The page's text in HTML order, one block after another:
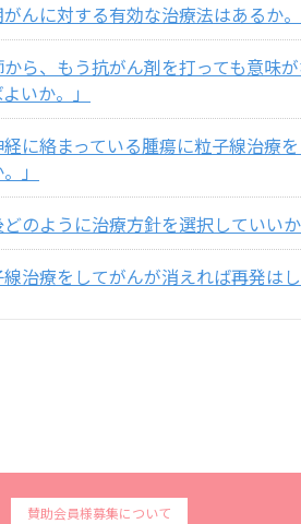
んに対する有効な治療法はあるか。
ら、もう抗がん剤を打っても意味
いか。」
に絡まっている腫瘍に粒子線治療
」
のように治療方針を選択していいか
治療をしてがんが消えれば再発はし
賛助会員様募集について